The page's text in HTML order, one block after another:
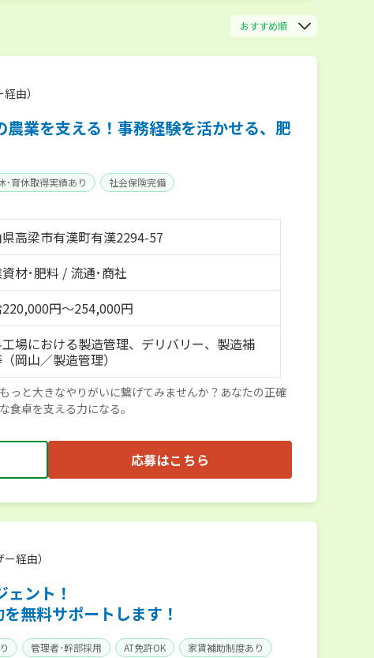
おすすめ順
由）
農業を支える！事務経験を活かせる、肥
･育休取得実績あり 社会保険完備
高梁市有漢町有漢2294-57
材･肥料 / 流通･商社
円～254,000円
場における製造管理、デリバリー、製造補
岡山／製造管理）
っと大きなやりがいに繋げてみませんか？あなたの正確
食卓を支える力になる。
応募はこちら
経由）
ント！
無料サポートします！
管理者･幹部採用 AT免許OK
家賃補助制度あり